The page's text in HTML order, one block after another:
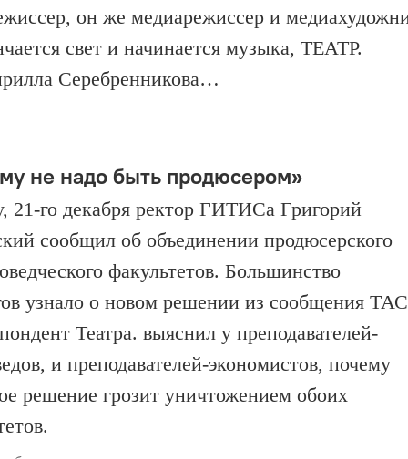
он же медиа­режиссер и
свет и начинается музыка, ТЕАТР.
Серебренникова…
не надо быть продюсером»
21-го декабря ректор ГИТИСа Григорий
сообщил об объединении продюсерского
факультетов. Большинство
узнало о новом решении из сообщения
Театра. выяснил у преподавателей-
и преподавателей-экономистов, почему
решение грозит уничтожением обоих